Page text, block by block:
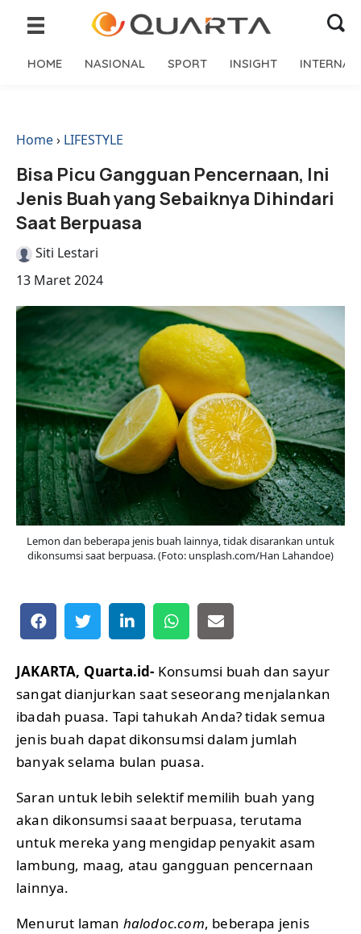
HOME NASIONAL SPORT INSIGHT
Home› LIFESTYLE
Bisa Picu Gangguan Pencernaan, Ini
Jenis Buah yang Sebaiknya Dihindari
Saat Berpuasa
Siti Lestari
13 Maret 2024
Lemon dan beberapa jenis buah lainnya, tidak disarankan untuk
dikonsumsi saat berpuasa. (Foto: unsplash.com/Han Lahandoe)
JAKARTA, Quarta.id- Konsumsi buah dan sayur
sangat dianjurkan saat seseorang menjalankan
ibadah puasa. Tapi tahukah Anda? tidak semua
jenis buah dapat dikonsumsi dalam jumlah
banyak selama bulan puasa.
Saran untuk lebih selektif memilih buah yang
akan dikonsumsi saaat berpuasa, terutama
untuk mereka yang mengidap penyakit asam
lambung, maag, atau gangguan pencernaan
lainnya.
Menurut laman halodoc.com, beberapa jenis